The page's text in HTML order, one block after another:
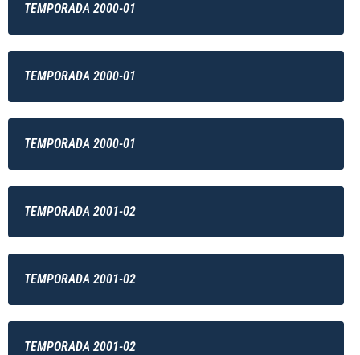
TEMPORADA 2000-01
TEMPORADA 2000-01
TEMPORADA 2000-01
TEMPORADA 2001-02
TEMPORADA 2001-02
TEMPORADA 2001-02